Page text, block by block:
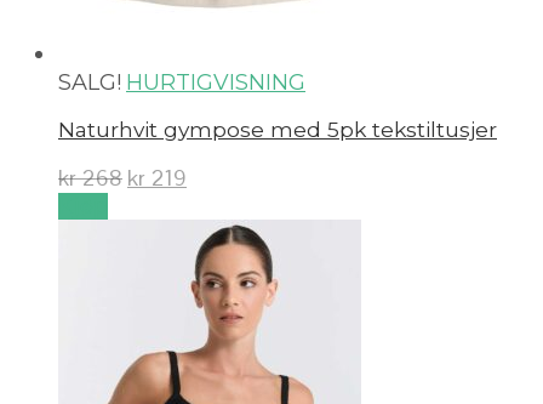
SALG! HURTIGVISNING
Naturhvit gympose med 5pk tekstiltusjer
kr268 kr 219